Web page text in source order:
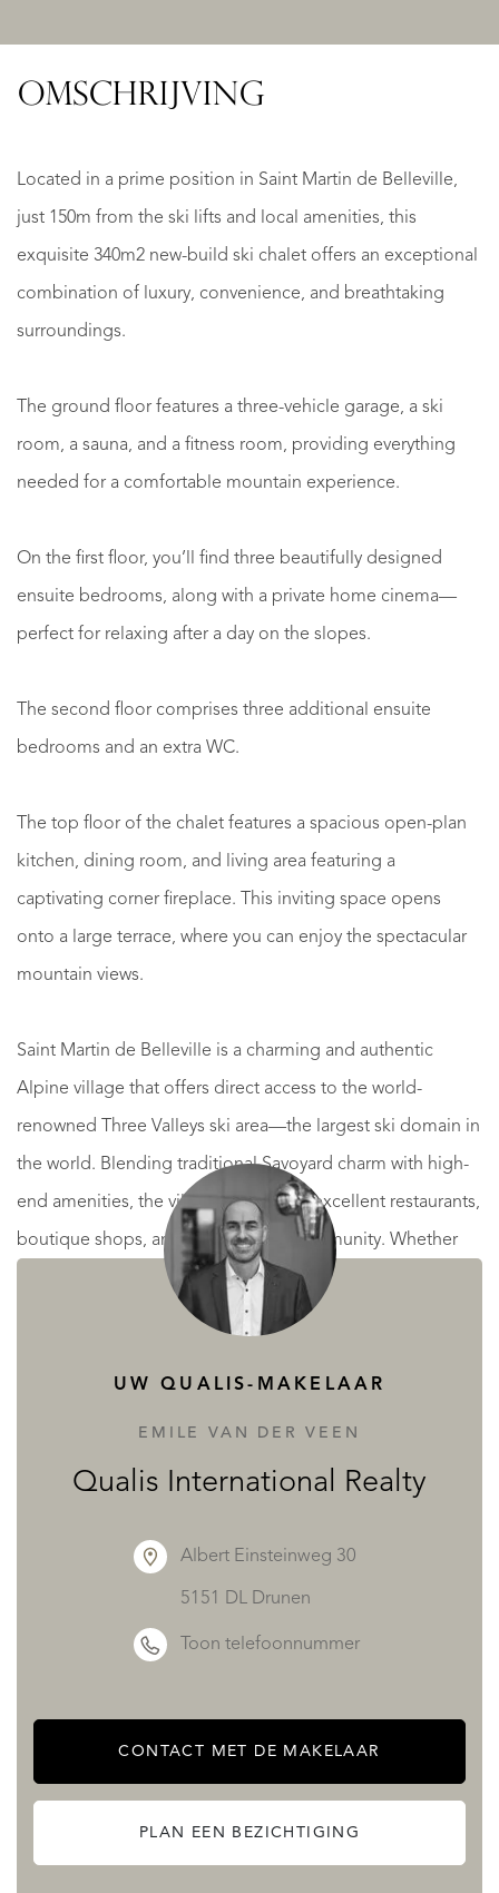
OMSCHRIJVING
Located in a prime position in Saint Martin de Belleville,
just 150m from the ski lifts and local amenities, this
exquisite 340m2 new-build ski chalet offers an exceptional
combination of luxury, convenience, and breathtaking
surroundings.
The ground floor features a three-vehicle garage, a ski
room, a sauna, and a fitness room, providing everything
needed for a comfortable mountain experience.
On the first floor, you’ll find three beautifully designed
ensuite bedrooms, along with a private home cinema—
perfect for relaxing after a day on the slopes.
The second floor comprises three additional ensuite
bedrooms and an extra WC.
The top floor of the chalet features a spacious open-plan
kitchen, dining room, and living area featuring a
captivating corner fireplace. This inviting space opens
onto a large terrace, where you can enjoy the spectacular
mountain views.
Saint Martin de Belleville is a charming and authentic
Alpine village that offers direct access to the world-
renowned Three Valleys ski area—the largest ski domain in
the world. Blending traditional Savoyard charm with high-
end amenities, the village is home to excellent restaurants,
boutique shops, and a welcoming community. Whether
enjoying world-class skiing in winter or exploring scenic
hiking trails in summer, Saint Martin is a year-round
mountain lifestyle.
The purchase of this chalet benefits from the recuperation
please do get in touch.
Sauna: 4.35m2
UW QUALIS-MAKELAAR
EMILE VAN DER VEEN
Qualis International Realty
Albert Einsteinweg 30
5151 DL Drunen
Toon telefoonnummer
CONTACT MET DE MAKELAAR
PLAN EEN BEZICHTIGING